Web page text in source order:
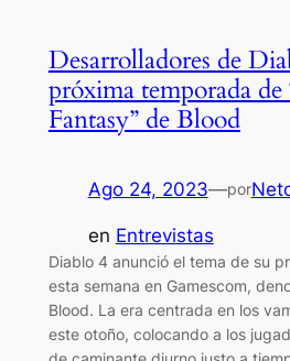
Desarrolladores de
próxima temporada de
Fantasy” de Blood
Ago 24, 2023—por
en Entrevistas
Diablo 4 anunció el tema de su
esta semana en Gamescom,
Blood. La era centrada en los
este otoño, colocando a los